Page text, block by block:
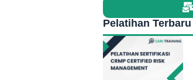
Pelatihan Terbaru